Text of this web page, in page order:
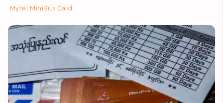
Mytel MiniBus Card